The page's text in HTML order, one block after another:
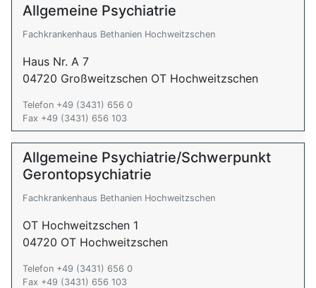
Allgemeine Psychiatrie
Fachkrankenhaus Bethanien Hochweitzschen
Haus Nr. A 7
04720 Großweitzschen OT Hochweitzschen
Telefon +49 (3431) 656 0
Fax +49 (3431) 656 103
Allgemeine Psychiatrie/Schwerpunkt
Gerontopsychiatrie
Fachkrankenhaus Bethanien Hochweitzschen
OT Hochweitzschen 1
04720 OT Hochweitzschen
Telefon +49 (3431) 656 0
Fax +49 (3431) 656 103